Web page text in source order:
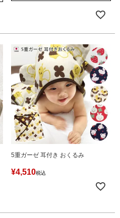
5重ガーゼ 耳付き おくるみ
¥4,510税込